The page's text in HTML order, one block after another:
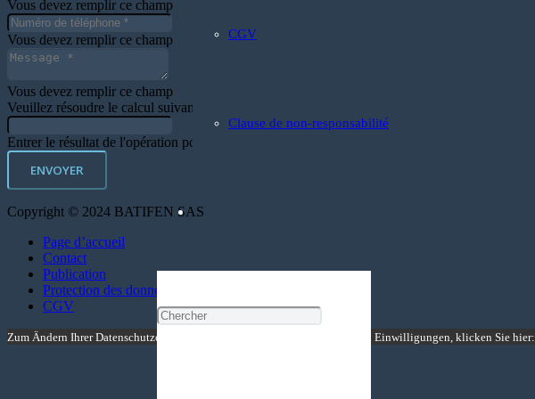
CGV
Clause de non-responsabilité
Vous devez remplir ce champ
Vous devez remplir ce champ
Vous devez remplir ce champ
Veuillez résoudre le calcul suivant:
Entrer le résultat de l'opération pour continuer
ENVOYER
Copyright © 2024 BATIFEN SAS
Page d’accueil
Contact
Publication
Protection des données
CGV
Zum Ändern Ihrer Datenschutzeinstellung, z.B. Erteilung oder Widerruf von Einwilligungen, klicken Sie hier: